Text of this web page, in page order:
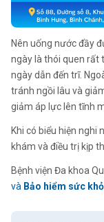
Nên uống nước đầy
ngày là thói quen rất
ngày dẫn đến trĩ.
tránh ngồi lâu và
giảm áp lực lên tĩnh
Khi có biểu hiện nghi
khám và điều trị kịp
Bệnh viện Đa khoa
và Bảo hiểm sức